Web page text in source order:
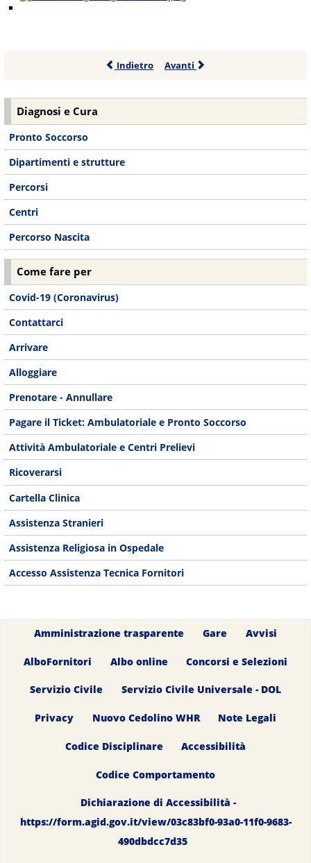
Indietro Avanti
Diagnosi e Cura
Pronto Soccorso
Dipartimenti e strutture
Percorsi
Centri
Percorso Nascita
Come fare per
Covid-19 (Coronavirus)
Contattarci
Arrivare
Alloggiare
Prenotare - Annullare
Pagare il Ticket: Ambulatoriale e Pronto Soccorso
Attività Ambulatoriale e Centri Prelievi
Ricoverarsi
Cartella Clinica
Assistenza Stranieri
Assistenza Religiosa in Ospedale
Accesso Assistenza Tecnica Fornitori
Amministrazione trasparente Gare Avvisi
AlboFornitori Albo online Concorsi e Selezioni
Servizio Civile Servizio Civile Universale - DOL
Privacy Nuovo Cedolino WHR Note Legali
Codice Disciplinare Accessibilità
Codice Comportamento
Dichiarazione di Accessibilità -
https://form.agid.gov.it/view/03c83bf0-93a0-11f0-9683-
490dbdcc7d35